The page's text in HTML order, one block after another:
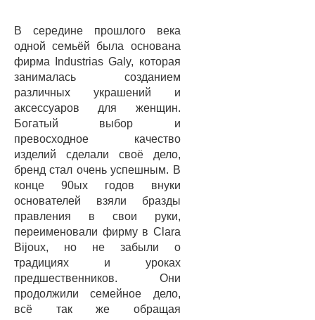
В середине прошлого века
одной семьёй была основана
фирма Industrias Galy, которая
занималась созданием
различных украшений и
аксессуаров для женщин.
Богатый выбор и
превосходное качество
изделий сделали своё дело,
бренд стал очень успешным. В
конце 90ых годов внуки
основателей взяли бразды
правления в свои руки,
переименовали фирму в Clara
Bijoux, но не забыли о
традициях и уроках
предшественников. Они
продолжили семейное дело,
всё так же обращая